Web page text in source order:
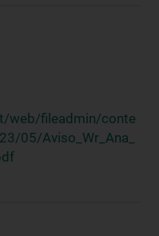
web/fileadmin/conte
05/Aviso_Wr_Ana_